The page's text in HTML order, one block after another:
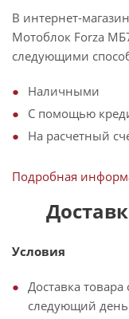
В интернет-
Мотоблок Forza
следующими
Наличными
С помощью
На расчетный
Подробная
Условия
Доставка
следующий день